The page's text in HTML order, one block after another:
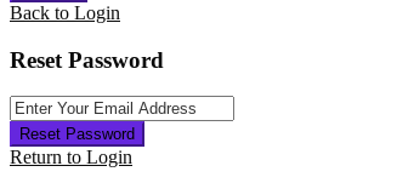
Back to Login
Reset Password
Reset Password
Return to Login